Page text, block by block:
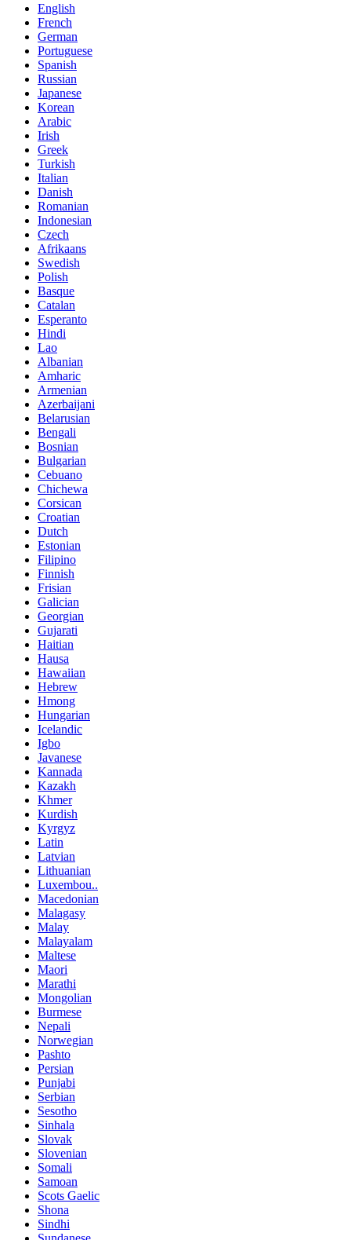
English
French
German
Portuguese
Spanish
Russian
Japanese
Korean
Arabic
Irish
Greek
Turkish
Italian
Danish
Romanian
Indonesian
Czech
Afrikaans
Swedish
Polish
Basque
Catalan
Esperanto
Hindi
Lao
Albanian
Amharic
Armenian
Azerbaijani
Belarusian
Bengali
Bosnian
Bulgarian
Cebuano
Chichewa
Corsican
Croatian
Dutch
Estonian
Filipino
Finnish
Frisian
Galician
Georgian
Gujarati
Haitian
Hausa
Hawaiian
Hebrew
Hmong
Hungarian
Icelandic
Igbo
Javanese
Kannada
Kazakh
Khmer
Kurdish
Kyrgyz
Latin
Latvian
Lithuanian
Luxembou..
Macedonian
Malagasy
Malay
Malayalam
Maltese
Maori
Marathi
Mongolian
Burmese
Nepali
Norwegian
Pashto
Persian
Punjabi
Serbian
Sesotho
Sinhala
Slovak
Slovenian
Somali
Samoan
Scots Gaelic
Shona
Sindhi